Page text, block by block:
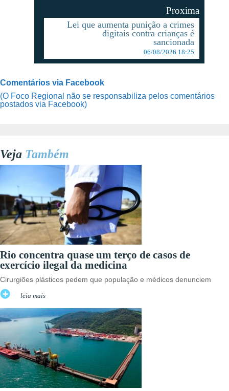
Proxima
Lei que aumenta punição a crimes
digitais contra crianças é
sancionada
06/08/2026 18:25
Comentários via Facebook
(O Foco Regional não se responsabiliza pelos comentários
postados via Facebook)
Veja Também
Rio concentra quase um terço de casos de
exercício ilegal da medicina
Cirurgiões plásticos pedem que população e médicos denunciem
leia mais